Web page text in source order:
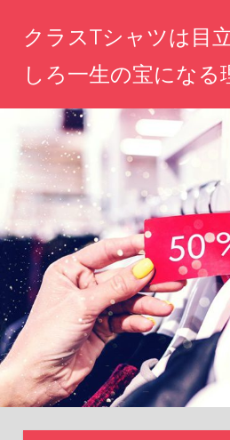
ツ
プ
クラスTシャツは目
しろ一生の宝になる
と
刻
絆、
を
超
え
て
輝
く
物
に